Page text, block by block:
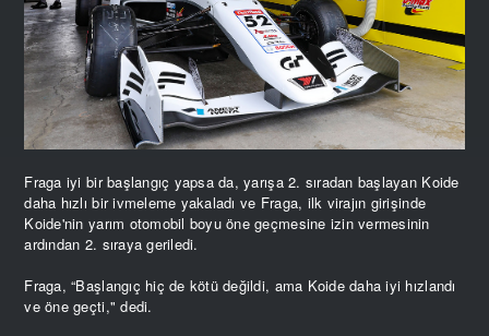
Fraga iyi bir başlangıç yapsa da, yarışa 2. sıradan başlayan Koide
daha hızlı bir ivmeleme yakaladı ve Fraga, ilk virajın girişinde
Koide'nin yarım otomobil boyu öne geçmesine izin vermesinin
ardından 2. sıraya geriledi.
Fraga, “Başlangıç hiç de kötü değildi, ama Koide daha iyi hızlandı
ve öne geçti," dedi.